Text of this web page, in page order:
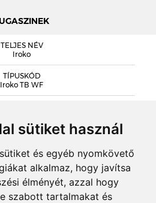
sütiket használ
és egyéb nyomkövető
alkalmaz, hogy javítsa
élményét, azzal hogy
szabott tartalmakat és
TELJES NÉV
Iroko
TÍPUSKÓD
Iroko TB WF
2024